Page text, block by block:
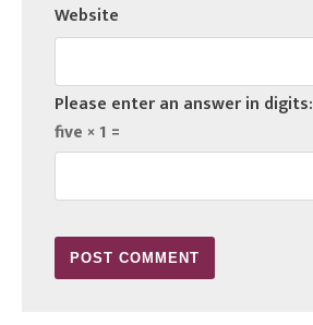
Website
Please enter an answer in digits:
five × 1 =